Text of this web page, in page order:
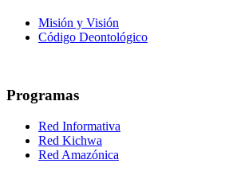
Misión y Visión
Código Deontológico
Programas
Red Informativa
Red Kichwa
Red Amazónica